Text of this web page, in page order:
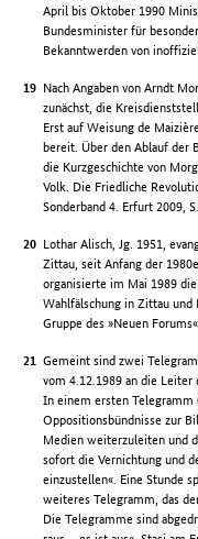
April bis Oktober 1990
Bundesminister für
Bekanntwerden von
Nach Angaben von Arndt
zunächst, die
Erst auf Weisung de
bereit. Über den Ablauf der
die Kurzgeschichte von
Volk. Die Friedliche
Sonderband 4. Erfurt 2009,
Lothar Alisch, Jg. 1951,
Zittau, seit Anfang der
organisierte im Mai 1989
Wahlfälschung in Zittau
Gruppe des »Neuen Forums«.
Gemeint sind zwei
vom 4.12.1989 an die Leiter
In einem ersten Telegramm
Oppositionsbündnisse zur
Medien weiterzuleiten und
sofort die Vernichtung und
einzustellen«. Eine Stunde
weiteres Telegramm, das
Die Telegramme sind